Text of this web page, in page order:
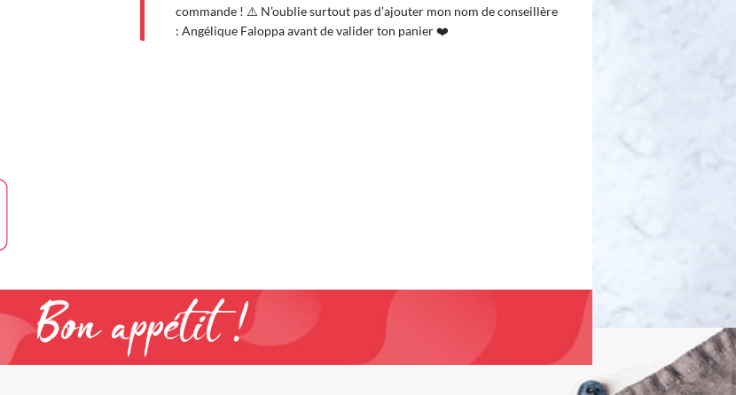
commande ! ⚠️ N’oublie surtout pas d’ajouter mon nom de conseillère
: Angélique Faloppa avant de valider ton panier ❤️
Bon appétit !